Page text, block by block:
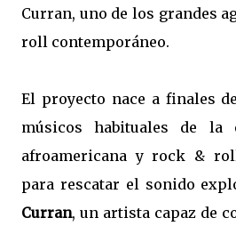
Curran, uno de los grandes
roll contemporáneo.
El proyecto nace a finales
músicos habituales de la
afroamericana y rock &
para rescatar el sonido
Curran, un artista capaz de